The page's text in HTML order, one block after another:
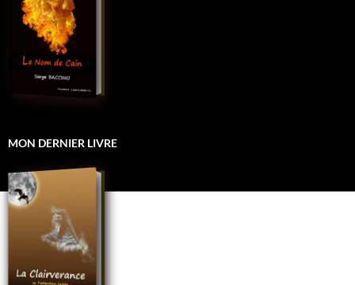
MON DERNIER LIVRE